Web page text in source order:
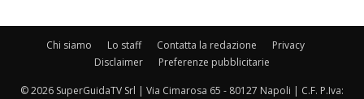
Chi siamo Lo staff Contatta la redazione
Privacy
Disclaimer
Preferenze pubblicitarie
© 2026 SuperGuidaTV Srl | Via Cimarosa 65 - 80127 Napoli | C.F. P.Iva: